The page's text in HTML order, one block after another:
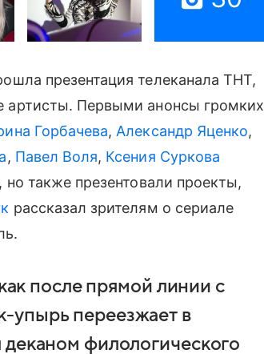
презентация телеканала ТНТ,
артисты. Первыми анонсы громких
Горбачева, Александр Яценко,
, Павел Воля, Ксения Суркова
также презентовали проекты,
рассказал зрителям о сериале
после прямой линии с
упырь переезжает в
филологического